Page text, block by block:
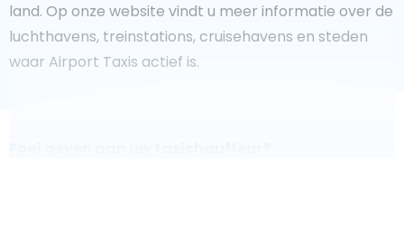
land. Op onze website vindt u meer informatie over de
luchthavens, treinstations, cruisehavens en steden
waar Airport Taxis actief is.